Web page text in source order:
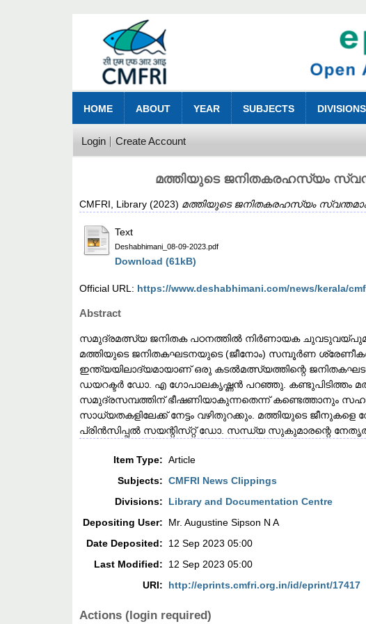
HOME ABOUT YEAR SUBJECTS DIVISIONS
Login Create Account
മത്തിയുടെ ജനിതകരഹസ്യം
CMFRI, Library (2023) മത്തിയുടെ ജനിതകരഹസ്യം
Text
Deshabhimani_08-09-2023.pdf
Download (61kB)
Official URL: https://www.deshabhimani.com/news/kerala/
Abstract
സമുദ്രമത്സ്യ ജനിതക പഠനത്തിൽ നിർണായക
മത്തിയുടെ ജനിതകഘടനയുടെ (ജീനോം) സമ്പൂർണ
ഇന്ത്യയിലാദ്യമായാണ് ഒരു കടൽമത്സ്യത്തിന്റെ
ഡയറക്ടർ ഡോ. എ ഗോപാലകൃഷ്ണൻ പറഞ്ഞു. കണ്ടുപിടിത്തം
സമുദ്രസമ്പത്തിന് ഭീഷണിയാകുന്നതെന്ന് കണ്ടെത്താനും
സാധ്യതകളിലേക്ക് നേട്ടം വഴിതുറക്കും. മത്തിയുടെ ജീനുകളെ
പ്രിൻസിപ്പൽ സയന്റിസ്‌റ്റ്‌ ഡോ. സന്ധ്യ സുകുമാരന്റെ
Item Type: Article
Subjects: CMFRI News Clippings
Divisions:
Library and Documentation Centre
Depositing User:
Mr. Augustine Sipson N A
Date Deposited:
12 Sep 2023 05:00
Last Modified:
12 Sep 2023 05:00
URI:
http://eprints.cmfri.org.in/id/eprint/17417
Actions (login required)